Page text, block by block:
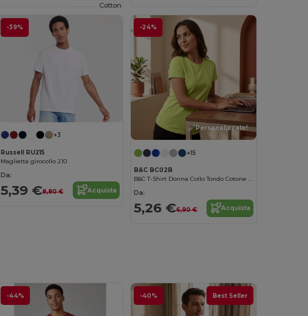
-39%
+3
Russell RU215
Maglietta girocollo 210
Da:
5,39 €8,80 € Acquista
-24%
Cotton
Personalizzalo!
+15
B&C BC02B
B&C T-Shirt Donna Collo Tondo Cotone Organico Ultra Morbido
Da:
5,26 €6,90 € Acquista
-44% -40% Best Seller